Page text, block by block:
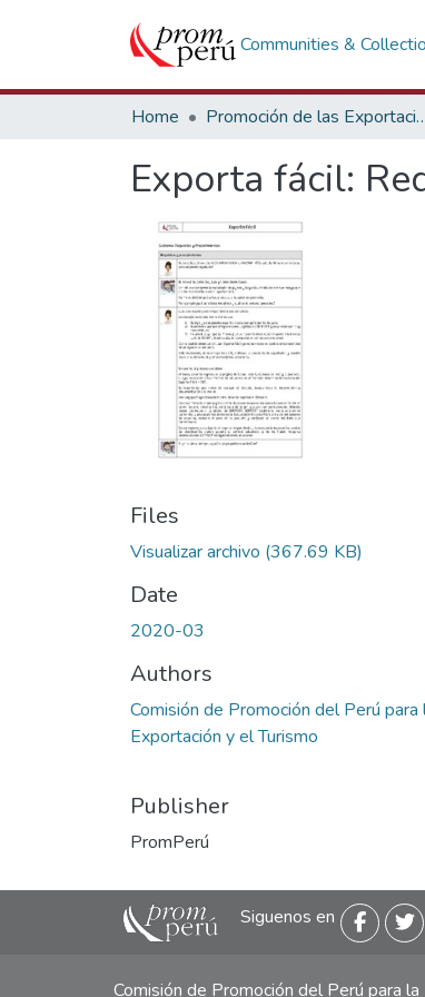
Communities &
Home Promoción de
Exporta fácil:
Files
Visualizar archivo (367.69 KB)
Date
2020-03
Authors
Comisión de Promoción del Perú para
Exportación y el Turismo
Publisher
PromPerú
Siguenos en
Comisión de Promoción del Perú para